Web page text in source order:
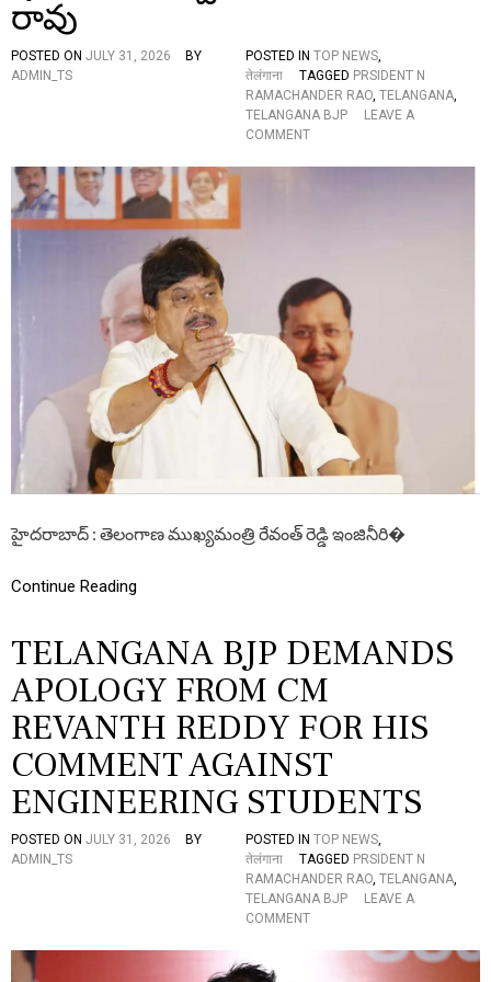
स्व
र्ण
प
द
र
खि
ड़ि
यों
के
ना
రావు
POSTED ON JULY 31, 2026
BY
ADMIN_TS
POSTED IN TOP NEWS,
तेलंगाना
TAGGED PRSIDENT N
RAMACHANDER RAO, TELANGANA,
TELANGANA BJP
LEAVE A
COMMENTO
ద్యా
ర్థు
ల
ను
“
క్రి
మి
–
”
అ
నిం
చి
న
ము
ఖ్య
త్రి
డ్డి
త
క్ష
హైదరాబాద్ : తెలంగాణ ముఖ్యమంత్రి రేవంత్ రెడ్డి ఇంజినీరి�
Continue Reading
TELANGANA BJP DEMANDS
APOLOGY FROM CM
REVANTH REDDY FOR HIS
COMMENT AGAINST
ENGINEERING STUDENTS
POSTED ON JULY 31, 2026
BY
ADMIN_TS
POSTED IN TOP NEWS,
तेलंगाना
TAGGED PRSIDENT N
RAMACHANDER RAO, TELANGANA,
TELANGANA BJP
LEAVE A
COMMENTO